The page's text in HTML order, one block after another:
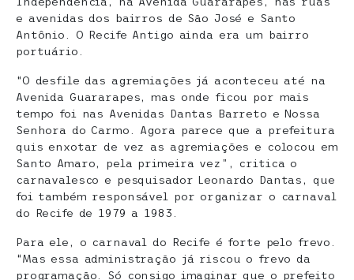
e avenidas dos bairros de São José e Santo
Antônio. O Recife Antigo ainda era um bairro
portuário.
“O desfile das agremiações já aconteceu até na
Avenida Guararapes, mas onde ficou por mais
tempo foi nas Avenidas Dantas Barreto e Nossa
Senhora do Carmo. Agora parece que a prefeitura
quis enxotar de vez as agremiações e colocou em
Santo Amaro, pela primeira vez”, critica o
carnavalesco e pesquisador Leonardo Dantas, que
foi também responsável por organizar o carnaval
do Recife de 1979 a 1983.
Para ele, o carnaval do Recife é forte pelo frevo.
“Mas essa administração já riscou o frevo da
programação. Só consigo imaginar que o prefeito